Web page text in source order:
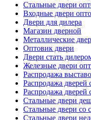
Стальные двери
Входные двери
Двери для дилера
Магазин дверной
Металлические
Оптовик двери
Двери стать
Железные двери
Распродажа
Распродажа дверей
Распродажа дверей
Стальные двери
Стальные двери со
Стальные двери